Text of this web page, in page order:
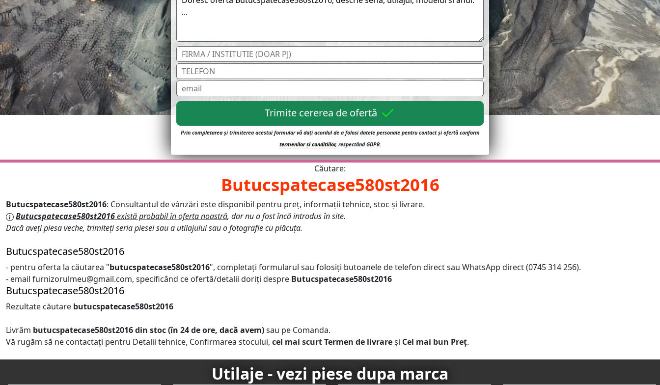
Trimite cererea de ofertă
Prin completarea și trimiterea acestui formular vă dați acordul de a folosi datele personale pentru contact și ofertă conform
termenilor și conditiilor, respectând GDPR.
Căutare:
Butucspatecase580st2016
Butucspatecase580st2016: Consultantul de vânzări este disponibil pentru preț, informații tehnice, stoc și livrare.
Butucspatecase580st2016există probabil în oferta noastră, dar nu a fost încă introdus în site.
Dacă aveți piesa veche, trimiteți seria piesei sau a utilajului sau o fotografie cu plăcuța.
Butucspatecase580st2016
- pentru oferta la căutarea "butucspatecase580st2016", completați formularul sau folosiți butoanele de telefon direct sau WhatsApp direct (0745 314 256).
- email furnizorulmeu@gmail.com, specificând ce ofertă/detalii doriți despre Butucspatecase580st2016
Butucspatecase580st2016
Rezultate căutare butucspatecase580st2016
Livrăm butucspatecase580st2016din stoc (în 24 de ore, dacă avem)sau pe Comanda.
Vă rugăm să ne contactați pentru Detalii tehnice, Confirmarea stocului, cel mai scurt Termen de livrareși Cel mai bun Preț.
Utilaje - vezi piese dupa marca